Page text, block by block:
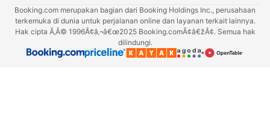
Booking.com merupakan bagian dari Booking Holdings Inc., perusahaan
terkemuka di dunia untuk perjalanan online dan layanan terkait lainnya.
Hak cipta Ã‚Â© 1996Ã¢â‚¬â€œ2025 Booking.comÃ¢â€žÂ¢. Semua hak
dilindungi.